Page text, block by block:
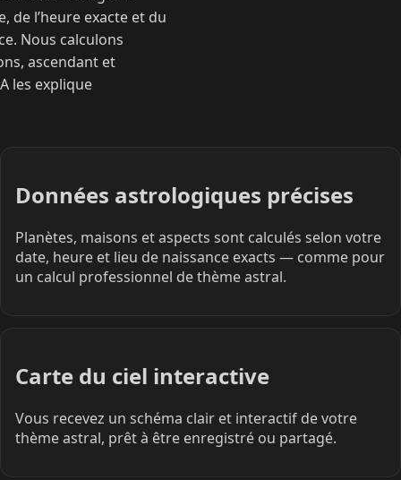
de l’heure exacte et du
Nous calculons
ascendant et
les explique
Données astrologiques précises
Planètes, maisons et aspects sont calculés selon votre
date, heure et lieu de naissance exacts — comme pour
un calcul professionnel de thème astral.
Carte du ciel interactive
Vous recevez un schéma clair et interactif de votre
thème astral, prêt à être enregistré ou partagé.